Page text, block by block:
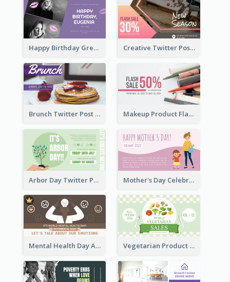
Happy Birthday Greetings Lips Stickers Twitter Post Creative Twitter Post
Brunch Twitter Post Makeup Product Flash Sale Twitter Post
Arbor Day Twitter Post Mother's Day Celebration Twitter Post
Mental Health Day Awareness Twitter Post Vegetarian Product Discount Twitter Post